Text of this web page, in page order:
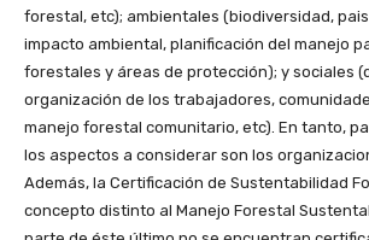
forestal, etc); ambientales (biodiversidad,
impacto ambiental, planificación del manejo
forestales y áreas de protección); y sociales
organización de los trabajadores,
manejo forestal comunitario, etc). En tanto,
los aspectos a considerar son los
Además, la Certificación de Sustentabilidad
concepto distinto al Manejo Forestal